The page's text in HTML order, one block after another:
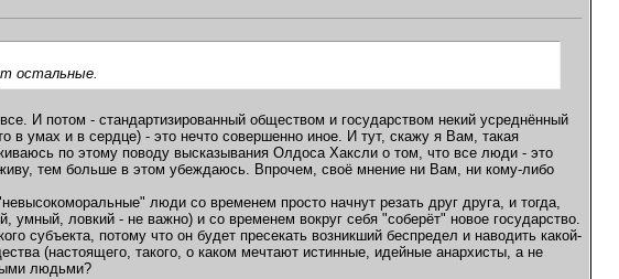
остальные.
И потом - стандартизированный обществом и государством некий усреднённый
в умах и в сердце) - это нечто совершенно иное. И тут, скажу я Вам, такая
по этому поводу высказывания Олдоса Хаксли о том, что все люди - это
тем больше в этом убеждаюсь. Впрочем, своё мнение ни Вам, ни кому-либо
люди со временем просто начнут резать друг друга, и тогда,
умный, ловкий - не важно) и со временем вокруг себя "соберёт" новое государство.
субъекта, потому что он будет пресекать возникший беспредел и наводить какой-
(настоящего, такого, о каком мечтают истинные, идейные анархисты, а не
людьми?